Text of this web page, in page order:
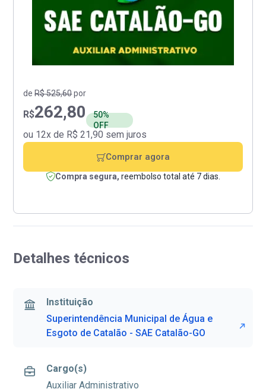
Detalhes técnicos
Instituição
Superintendência Municipal de Água e
Esgoto de Catalão - SAE Catalão-GO
Cargo(s)
Auxiliar Administrativo
deR$ 525,60por
R$262,80
50%
OFF
ou 12x de R$ 21,90 sem juros
Comprar agora
Compra segura, reembolso total até 7 dias.